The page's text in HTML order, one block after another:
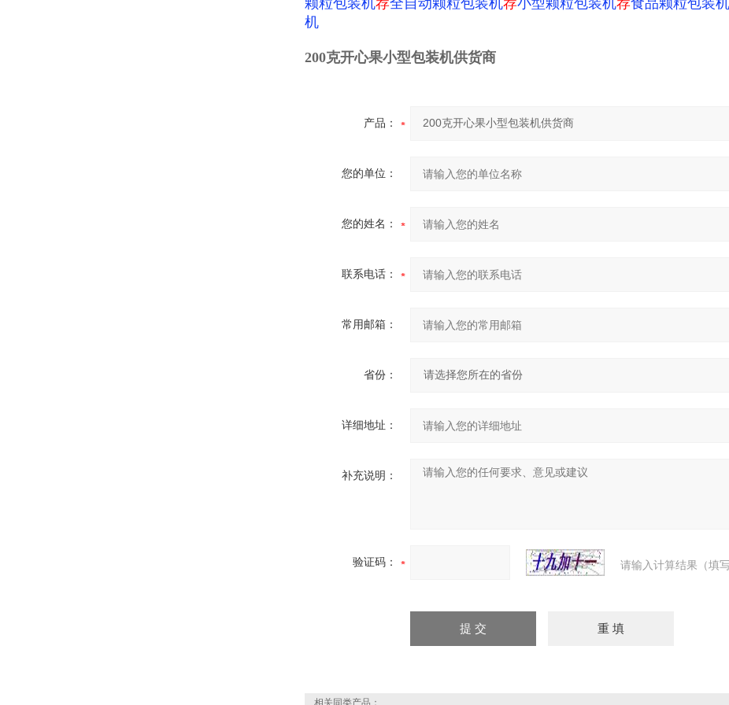
颗粒包装机荐全自动颗粒包装机荐小型颗粒包装机荐食品颗粒包装机
机
200克开心果小型包装机供货商
产品：
您的单位：
您的姓名：
联系电话：
常用邮箱：
省份：
详细地址：
补充说明：
验证码： 请输入计算结果（填
相关同类产品：